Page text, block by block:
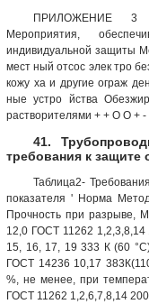
ПРИЛОЖЕНИЕ 3
Мероприятия,
индивидуальной защиты
мест ный отсос элек тро
кожу ха и другие ограж
ные устро йства
растворителями + + О О +
41.
требования к защите
Таблица2-
показателя ' Норма
Прочность при разрыве,
12,0 ГОСТ 11262
15, 16, 17, 19 333 К (60
ГОСТ 14236 10,17
%, не менее, при
ГОСТ 11262 1,2,6,7,8,14